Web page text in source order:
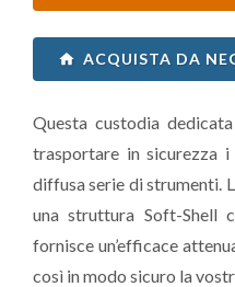
ACQUISTA DA
Questa custodia
trasportare in sicurezza
diffusa serie di strumenti.
una struttura Soft-Shell
fornisce un’efficace
così in modo sicuro la